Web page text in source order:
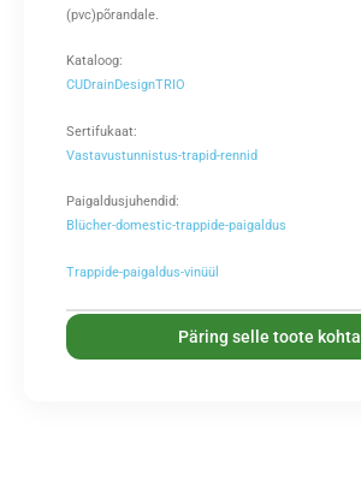
(pvc)põrandale.
Kataloog:
CUDrainDesignTRIO
Sertifukaat:
Vastavustunnistus-trapid-rennid
Paigaldusjuhendid:
Blücher-domestic-trappide-paigaldus
Trappide-paigaldus-vinüül
Päring selle toote kohta